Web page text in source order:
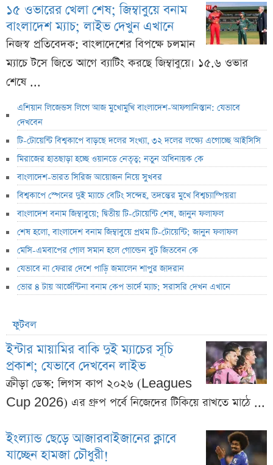
১৫ ওভারের খেলা শেষ; জিম্বাবুয়ে বনাম
বাংলাদেশ ম্যাচ; লাইভ দেখুন এখানে
নিজস্ব প্রতিবেদক: বাংলাদেশের বিপক্ষে চলমান
ম্যাচে টসে জিতে আগে ব্যাটিং করছে জিম্বাবুয়ে। ১৫.৬ ওভার
শেষে ...
এশিয়ান লিজেন্ডস লিগে আজ মুখোমুখি বাংলাদেশ-আফগানিস্তান: যেভাবে
দেখবেন
টি-টোয়েন্টি বিশ্বকাপে বাড়ছে দলের সংখ্যা, ৩২ দলের লক্ষ্যে এগোচ্ছে আইসিসি
মিরাজের হাতছাড়া হচ্ছে ওয়ানডে নেতৃত্ব; নতুন অধিনায়ক কে
বাংলাদেশ-ভারত সিরিজ আয়োজন নিয়ে সুখবর
বিশ্বকাপে স্পেনের দুই ম্যাচে বেটিং সন্দেহ, তদন্তের মুখে বিশ্বচ্যাম্পিয়রা
বাংলাদেশ বনাম জিম্বাবুয়ে; দ্বিতীয় টি-টোয়েন্টি শেষ, জানুন ফলাফল
শেষ হলো, বাংলাদেশ বনাম জিম্বাবুয়ে প্রথম টি-টোয়েন্টি; জানুন ফলাফল
মেসি-এমবাপের গোল সমান হলে গোল্ডেন বুট জিতবেন কে
যেভাবে না ফেরার দেশে পাড়ি জমালেন শাপুর জাদরান
ভোর ৪ টায় আর্জেন্টিনা বনাম কেপ ভার্দে ম্যাচ; সরাসরি দেখন এখানে
ফুটবল
ইন্টার মায়ামির বাকি দুই ম্যাচের সূচি
প্রকাশ; যেভাবে দেখবেন লাইভ
ক্রীড়া ডেস্ক: লিগস কাপ ২০২৬ (Leagues
Cup 2026) এর গ্রুপ পর্বে নিজেদের টিকিয়ে রাখতে মাঠে ...
ইংল্যান্ড ছেড়ে আজারবাইজানের ক্লাবে
যাচ্ছেন হামজা চৌধুরী!